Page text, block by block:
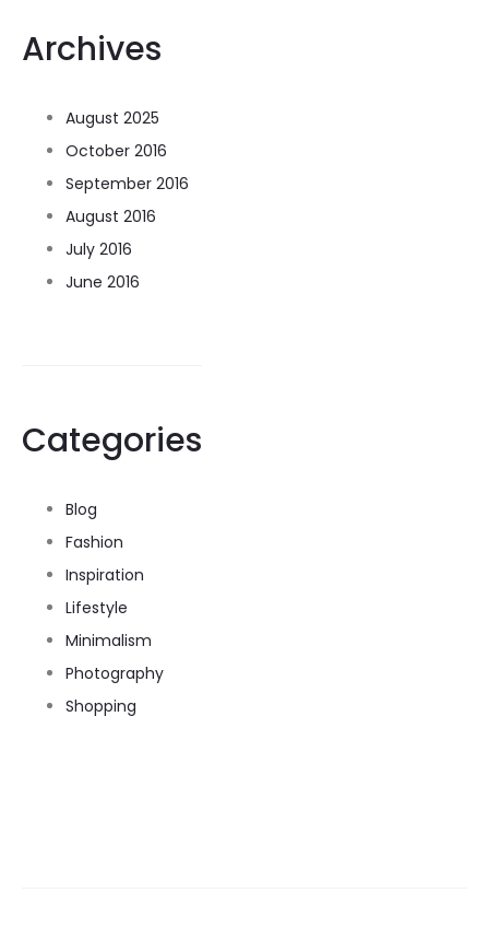
Archives
August 2025
October 2016
September 2016
August 2016
July 2016
June 2016
Categories
Blog
Fashion
Inspiration
Lifestyle
Minimalism
Photography
Shopping